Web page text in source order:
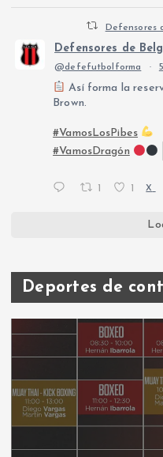
Defensores
Defensores de
@defefutbolforma ·
Así forma la
Brown.
#VamosLosPibes
#VamosDragón
X
Deportes de